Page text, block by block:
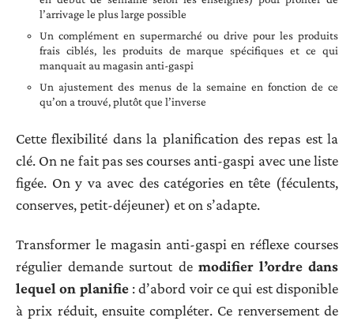
l’arrivage le plus large possible
Un complément en supermarché ou drive pour les produits
frais ciblés, les produits de marque spécifiques et ce qui
manquait au magasin anti-gaspi
Un ajustement des menus de la semaine en fonction de ce
qu’on a trouvé, plutôt que l’inverse
Cette flexibilité dans la planification des repas est la
clé. On ne fait pas ses courses anti-gaspi avec une liste
figée. On y va avec des catégories en tête (féculents,
conserves, petit-déjeuner) et on s’adapte.
Transformer le magasin anti-gaspi en réflexe courses
régulier demande surtout de modifier l’ordre dans
lequel on planifie: d’abord voir ce qui est disponible
à prix réduit, ensuite compléter. Ce renversement de